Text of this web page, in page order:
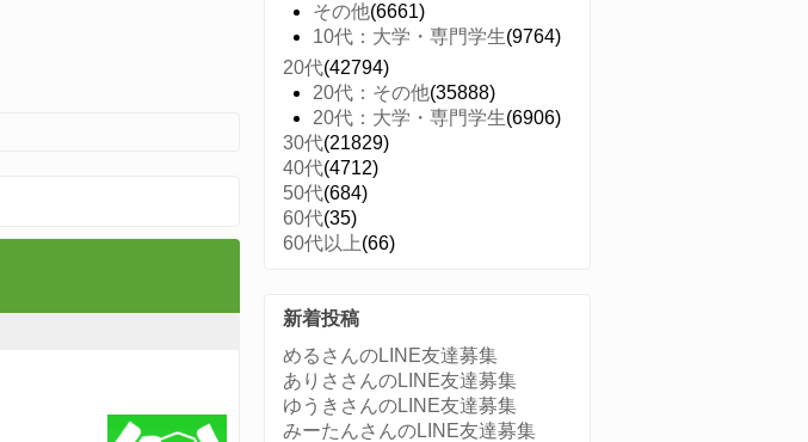
その他(6661)
10代：大学・専門学生(9764)
20代(42794)
20代：その他(35888)
20代：大学・専門学生(6906)
30代(21829)
40代(4712)
50代(684)
60代(35)
60代以上(66)
新着投稿
めるさんのLINE友達募集
ありささんのLINE友達募集
ゆうきさんのLINE友達募集
みーたんさんのLINE友達募集